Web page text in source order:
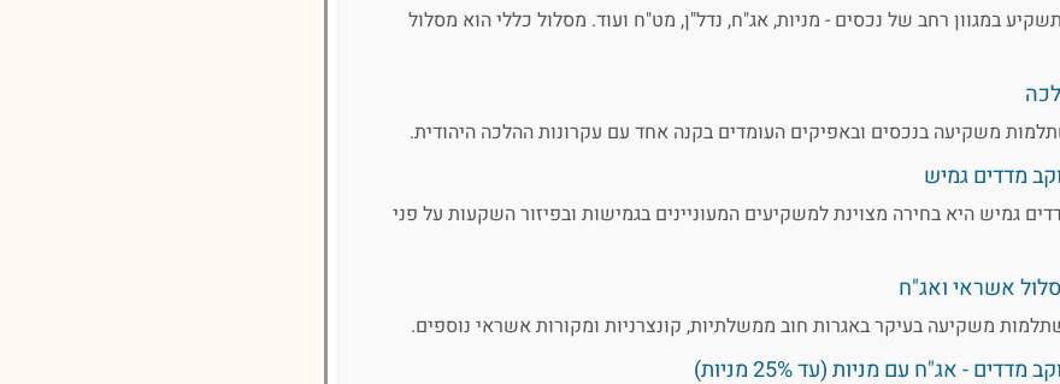
במגוון רחב של נכסים - מניות, אג"ח, נדל"ן, מט"ח ועוד. מסלול כללי הוא מסלול
משקיעה בנכסים ובאפיקים העומדים בקנה אחד עם עקרונות ההלכה היהודית.
מדדים גמיש
גמיש היא בחירה מצוינת למשקיעים המעוניינים בגמישות ובפיזור השקעות על פני
אשראי ואג"ח
משקיעה בעיקר באגרות חוב ממשלתיות, קונצרניות ומקורות אשראי נוספים.
- אג"ח עם מניות (עד 25% מניות)